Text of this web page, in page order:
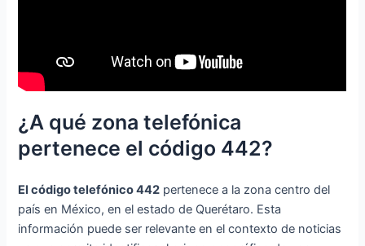
¿A qué zona telefónica
pertenece el código 442?
El código telefónico 442 pertenece a la zona centro del
país en México, en el estado de Querétaro. Esta
información puede ser relevante en el contexto de noticias